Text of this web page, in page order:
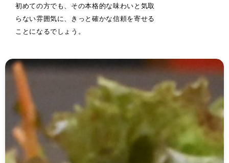
初めての方でも、その本格的な味わいと気取
らない雰囲気に、きっと確かな信頼を寄せる
ことになるでしょう。